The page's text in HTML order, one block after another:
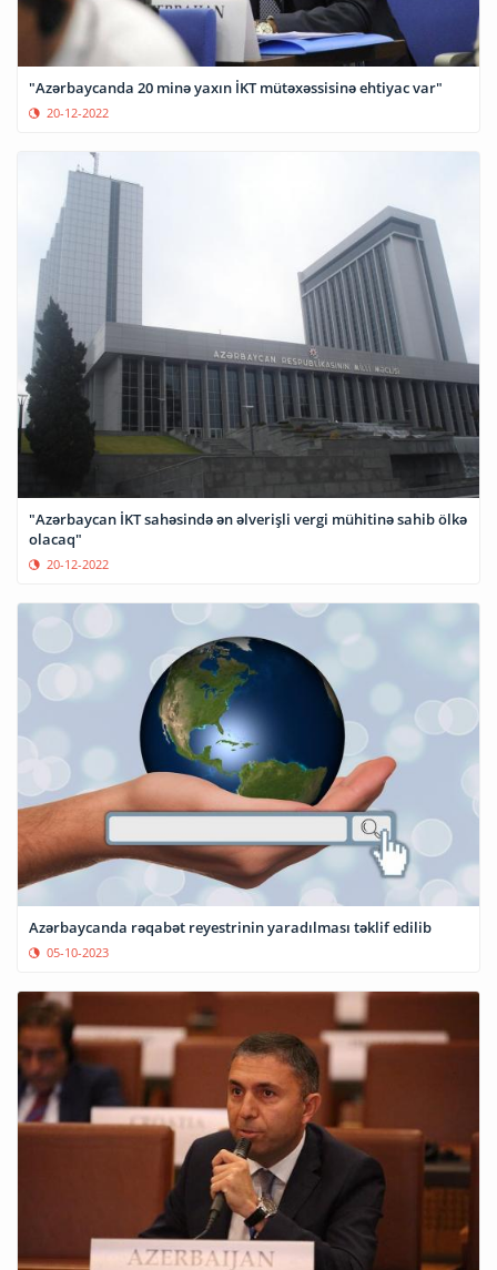
"Azərbaycanda 20 minə yaxın İKT mütəxəssisinə ehtiyac var"
20-12-2022
"Azərbaycan İKT sahəsində ən əlverişli vergi mühitinə sahib ölkə
olacaq"
20-12-2022
Azərbaycanda rəqabət reyestrinin yaradılması təklif edilib
05-10-2023